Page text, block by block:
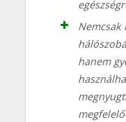
Nemcsak
hanem